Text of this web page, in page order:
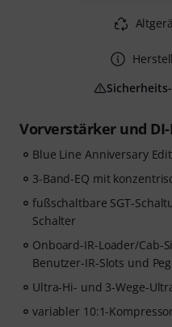
Vorverstärker und DI-
Blue Line Anniversary
3-Band-EQ mit
fußschaltbare SGT-
Schalter
Onboard-IR-Loader/Cab-
Benutzer-IR-Slots und
Ultra-Hi- und 3-Wege-
variabler 10:1-